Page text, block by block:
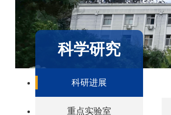
科学研究
科研进展
重点实验室